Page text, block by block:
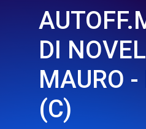
DI
MAURO
(C)